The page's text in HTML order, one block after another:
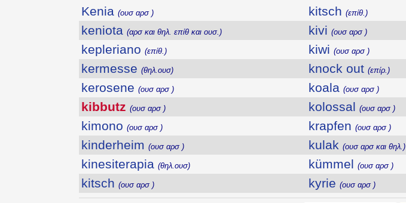
Kenia (ουσ αρσ )
keniota (αρσ και θηλ. επίθ και ουσ.)
kepleriano (επίθ.)
kermesse (θηλ.ουσ)
kerosene (ουσ αρσ )
kibbutz (ουσ αρσ )
kimono (ουσ αρσ )
kinderheim (ουσ αρσ )
kinesiterapia (θηλ.ουσ)
kitsch (ουσ αρσ )
kitsch (επίθ.)
kivi (ουσ αρσ )
kiwi (ουσ αρσ )
knock out (επίρ.)
koala (ουσ αρσ )
kolossal (ουσ αρσ )
krapfen (ουσ αρσ )
kulak (ουσ αρσ και θηλ.)
kümmel (ουσ αρσ )
kyrie (ουσ αρσ )